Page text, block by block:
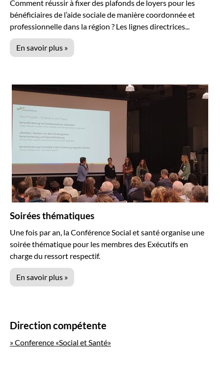
Comment réussir à fixer des plafonds de loyers pour les
bénéficiaires de l’aide sociale de manière coordonnée et
professionnelle dans la région ? Les lignes directrices...
En savoir plus »
Soirées thématiques
Une fois par an, la Conférence Social et santé organise une
soirée thématique pour les membres des Exécutifs en
charge du ressort respectif.
En savoir plus »
Direction compétente
» Conference «Social et Santé»